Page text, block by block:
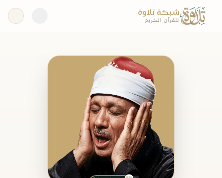
شبكة تلاوة
للقرآن الكريم